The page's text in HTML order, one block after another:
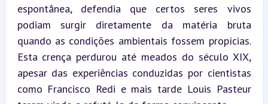
espontânea, defendia que certos seres vivos
podiam surgir diretamente da matéria bruta
quando as condições ambientais fossem propícias.
Esta crença perdurou até meados do século XIX,
apesar das experiências conduzidas por cientistas
como Francisco Redi e mais tarde Louis Pasteur